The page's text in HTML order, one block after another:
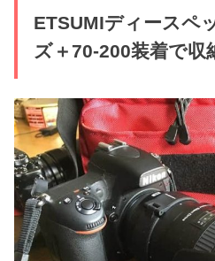
ETSUMIディースペ
ズ＋70-200装着で収